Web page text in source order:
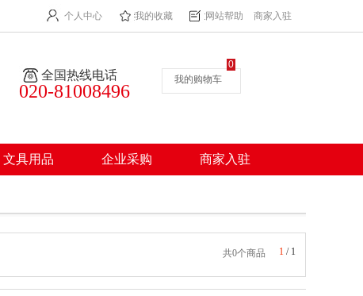
个人中心 我的收藏 网站帮助 商家入驻
全国热线电话
020-81008496
我的购物车
0
文具用品 企业采购 商家入驻
共0个商品 1 / 1